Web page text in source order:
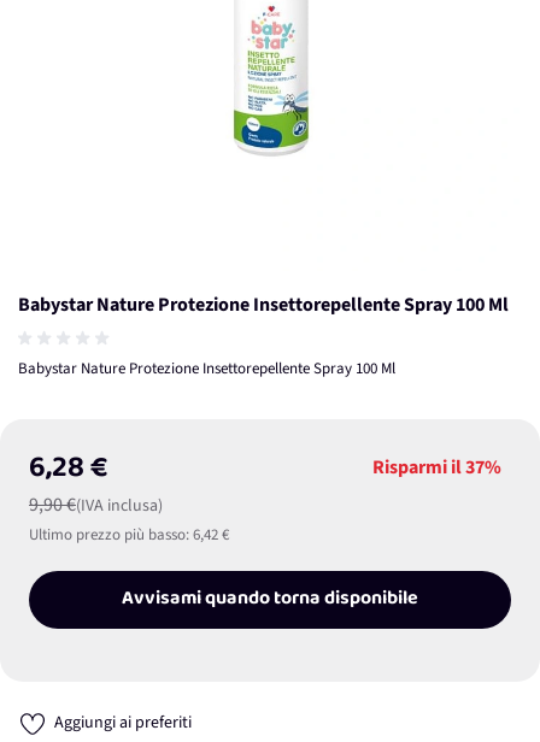
Babystar Nature Protezione Insettorepellente Spray 100 Ml
Babystar Nature Protezione Insettorepellente Spray 100 Ml
6,28 €
9,90 €(IVA inclusa)
Risparmi il37%
Ultimo prezzo più basso:6,42 €
Avvisami quando torna disponibile
Aggiungi ai preferiti